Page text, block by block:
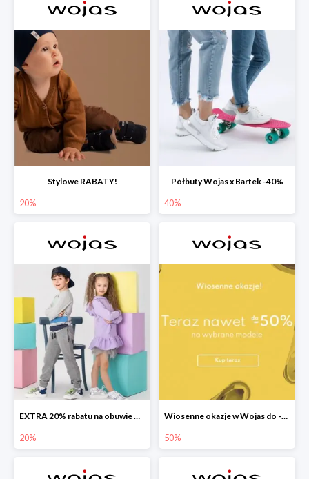
Stylowe RABATY!
20%
Półbuty Wojas x Bartek -40%
40%
EXTRA 20% rabatu na obuwie Bartek w Wojas
20%
Wiosenne okazje w Wojas do -50%
50%